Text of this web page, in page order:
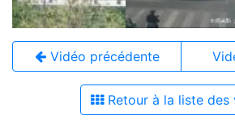
Vidéo précédente
Retour à la liste des